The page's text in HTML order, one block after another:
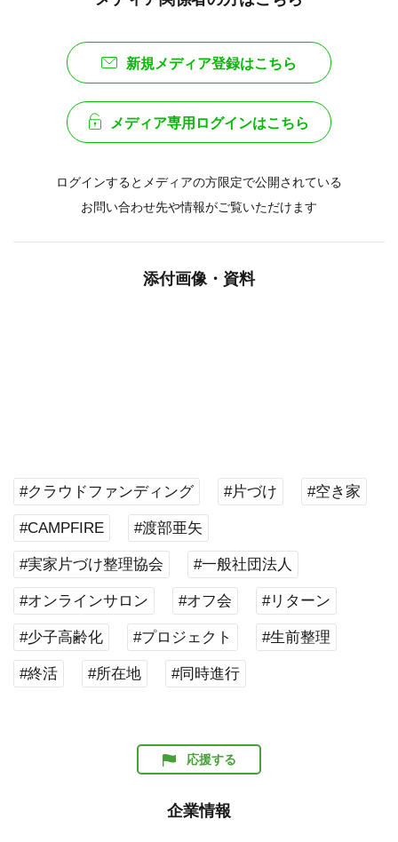
新規メディア登録はこちら
メディア専用ログインはこちら
ログインするとメディアの方限定で公開されている
お問い合わせ先や情報がご覧いただけます
添付画像・資料
#クラウドファンディング #片づけ #空き家
#CAMPFIRE #渡部亜矢
#実家片づけ整理協会 #一般社団法人
#オンラインサロン #オフ会 #リターン
#少子高齢化 #プロジェクト #生前整理
#終活 #所在地 #同時進行
応援する
企業情報